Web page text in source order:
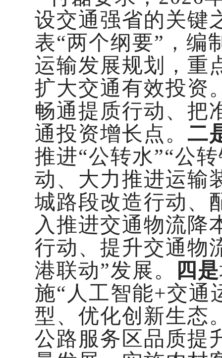
设交通强省的关键
表“两个纲要”，编
运输发展规划，重
扩大交通有效投资
畅通提质行动、把
通投资增长点。 二
推进“公转水”“公
动、大力推进运输
城路段改造行动、
入推进交通物流降
行动、提升交通物
港联动”发展。
四是
施“人工智能+交通
型、优化创新生态
公路服务区品质提